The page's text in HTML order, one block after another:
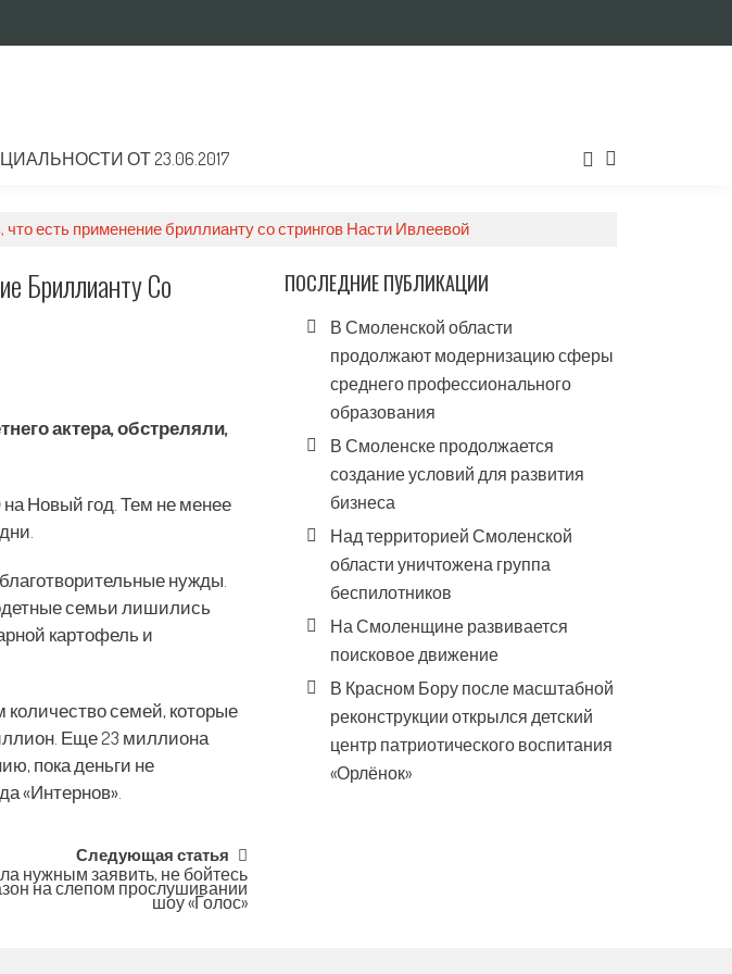
ОТ 23.06.2017
есть применение бриллианту со стрингов Насти Ивлеевой
Бриллианту Со
актера, обстреляли,
Новый год. Тем не менее
нужды.
семьи лишились
картофель и
семей, которые
Еще 23 миллиона
пока деньги не
«Интернов».
Следующая статья
нужным заявить, не бойтесь
на слепом прослушивании
шоу «Голос»
ПОСЛЕДНИЕ ПУБЛИКАЦИИ
В Смоленской области
продолжают модернизацию сферы
среднего профессионального
образования
В Смоленске продолжается
создание условий для развития
бизнеса
Над территорией Смоленской
области уничтожена группа
беспилотников
На Смоленщине развивается
поисковое движение
В Красном Бору после масштабной
реконструкции открылся детский
центр патриотического воспитания
«Орлёнок»